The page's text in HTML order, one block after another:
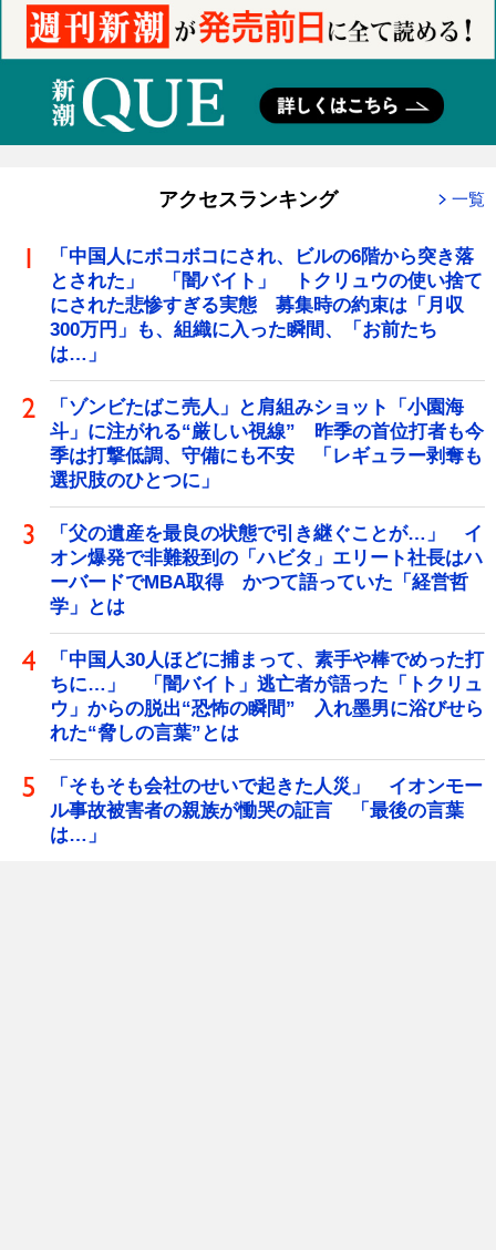
アクセスランキング 一覧
「中国人にボコボコにされ、ビルの6階から突き落
とされた」 「闇バイト」 トクリュウの使い捨て
にされた悲惨すぎる実態 募集時の約束は「月収
300万円」も、組織に入った瞬間、「お前たち
は…」
「ゾンビたばこ売人」と肩組みショット「小園海
斗」に注がれる“厳しい視線” 昨季の首位打者も今
季は打撃低調、守備にも不安 「レギュラー剥奪も
選択肢のひとつに」
「父の遺産を最良の状態で引き継ぐことが…」 イ
オン爆発で非難殺到の「ハビタ」エリート社長はハ
ーバードでMBA取得 かつて語っていた「経営哲
学」とは
「中国人30人ほどに捕まって、素手や棒でめった打
ちに…」 「闇バイト」逃亡者が語った「トクリュ
ウ」からの脱出“恐怖の瞬間” 入れ墨男に浴びせら
れた“脅しの言葉”とは
「そもそも会社のせいで起きた人災」 イオンモー
ル事故被害者の親族が慟哭の証言 「最後の言葉
は…」